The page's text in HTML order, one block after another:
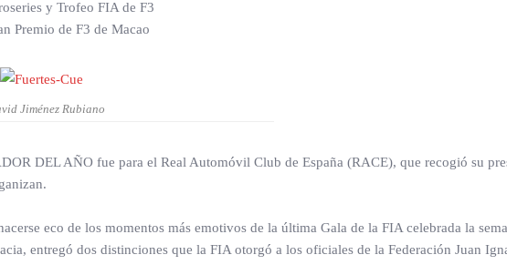
y Trofeo FIA de F3
Premio de F3 de Macao
Jiménez Rubiano
DEL AÑO fue para el Real Automóvil Club de España (RACE), que recogió su
eco de los momentos más emotivos de la última Gala de la FIA celebrada la
entregó dos distinciones que la FIA otorgó a los oficiales de la Federación Juan